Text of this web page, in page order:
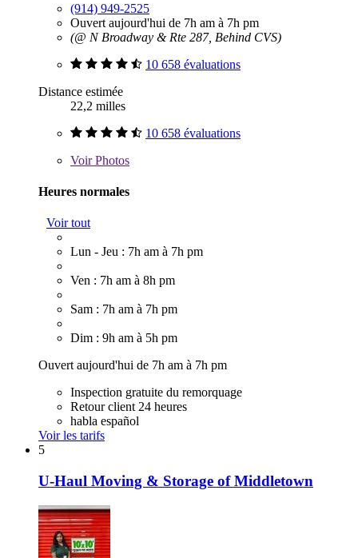
(914) 949-2525
Ouvert aujourd'hui de 7h am à 7h pm
(@ N Broadway & Rte 287, Behind CVS)
10 658 évaluations
Distance estimée
22,2 milles
10 658 évaluations
VoirPhotos
Heures normales
Voir tout
Lun - Jeu : 7h am à 7h pm
Ven : 7h am à 8h pm
Sam : 7h am à 7h pm
Dim : 9h am à 5h pm
Ouvert aujourd'hui de 7h am à 7h pm
Inspection gratuite du remorquage
Retour client 24 heures
habla español
Voir les tarifs
5
U-Haul Moving & Storage of Middletown